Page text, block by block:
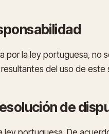
por la ley portuguesa,
del uso de este
de